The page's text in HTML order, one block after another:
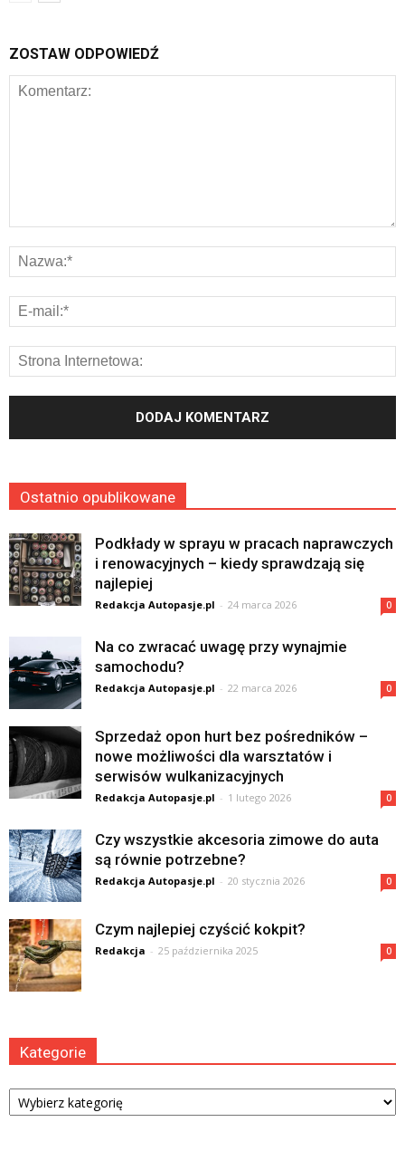
ZOSTAW ODPOWIEDŹ
Ostatnio opublikowane
Podkłady w sprayu w pracach naprawczych
i renowacyjnych – kiedy sprawdzają się
najlepiej
Redakcja Autopasje.pl - 24 marca 2026 0
Na co zwracać uwagę przy wynajmie
samochodu?
Redakcja Autopasje.pl - 22 marca 2026 0
Sprzedaż opon hurt bez pośredników –
nowe możliwości dla warsztatów i
serwisów wulkanizacyjnych
Redakcja Autopasje.pl - 1 lutego 2026 0
Czy wszystkie akcesoria zimowe do auta
są równie potrzebne?
Redakcja Autopasje.pl - 20 stycznia 2026 0
Czym najlepiej czyścić kokpit?
Redakcja - 25 października 2025 0
Kategorie
Kategorie